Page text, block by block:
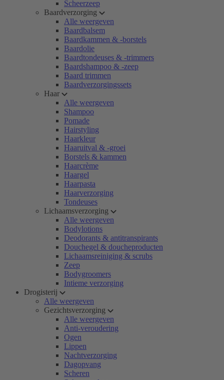
Scheerzeep
Baardverzorging
Alle weergeven
Baardbalsem
Baardkammen & -borstels
Baardolie
Baardtondeuses & -trimmers
Baardshampoo & -zeep
Baard trimmen
Baardverzorgingssets
Haar
Alle weergeven
Shampoo
Pomade
Hairstyling
Haarkleur
Haaruitval & -groei
Borstels & kammen
Haarcrème
Haargel
Haarpasta
Haarverzorging
Tondeuses
Lichaamsverzorging
Alle weergeven
Bodylotions
Deodorants & antitranspirants
Douchegel & doucheproducten
Lichaamsreiniging & scrubs
Zeep
Bodygroomers
Intieme verzorging
Drogisterij
Alle weergeven
Gezichtsverzorging
Alle weergeven
Anti-veroudering
Ogen
Lippen
Nachtverzorging
Dagopvang
Scheren